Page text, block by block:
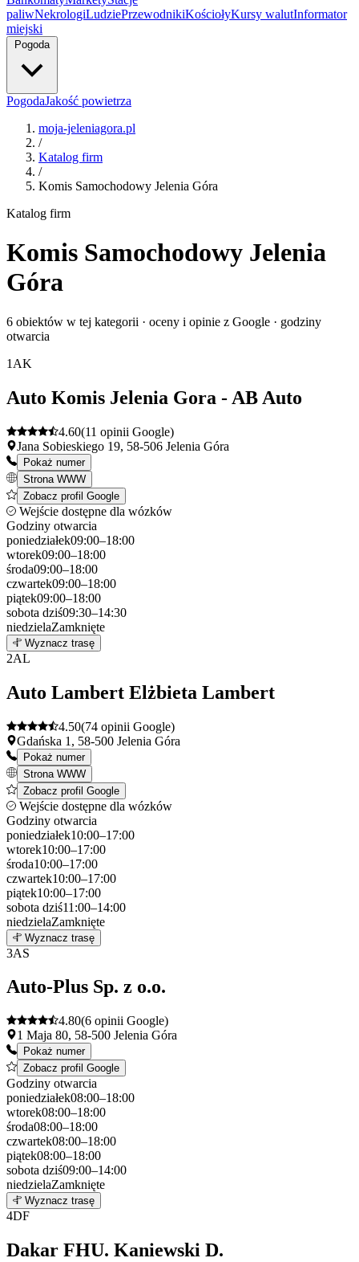
paliwNekrologiLudziePrzewodnikiKościołyKursy walutInformator
miejski
Pogoda
PogodaJakość powietrza
moja-jeleniagora.pl
/
Katalog firm
/
Komis Samochodowy Jelenia Góra
Katalog firm
Komis Samochodowy Jelenia
Góra
6 obiektów w tej kategorii · oceny i opinie z Google · godziny
otwarcia
1 AK
Auto Komis Jelenia Gora - AB Auto
4.60(11 opinii Google)
Jana Sobieskiego 19, 58-506 Jelenia Góra
Pokaż numer
Strona WWW
Zobacz profil Google
Wejście dostępne dla wózków
Godziny otwarcia
poniedziałek09:00–18:00
wtorek09:00–18:00
środa09:00–18:00
czwartek09:00–18:00
piątek09:00–18:00
sobota dziś09:30–14:30
niedzielaZamknięte
+
Wyznacz trasę
2AL
Auto Lambert Elżbieta Lambert
4.50(74 opinii Google)
Gdańska 1, 58-500 Jelenia Góra
Pokaż numer
Strona WWW
Zobacz profil Google
Wejście dostępne dla wózków
Godziny otwarcia
poniedziałek10:00–17:00
wtorek10:00–17:00
środa10:00–17:00
czwartek10:00–17:00
piątek10:00–17:00
sobota dziś11:00–14:00
niedzielaZamknięte
+
Wyznacz trasę
3AS
Auto-Plus Sp. z o.o.
4.80(6 opinii Google)
1 Maja 80, 58-500 Jelenia Góra
Pokaż numer
Zobacz profil Google
Godziny otwarcia
poniedziałek08:00–18:00
wtorek08:00–18:00
środa08:00–18:00
czwartek08:00–18:00
piątek08:00–18:00
sobota dziś09:00–14:00
niedzielaZamknięte
+
−
Wyznacz trasę
4DF
Dakar FHU. Kaniewski D.